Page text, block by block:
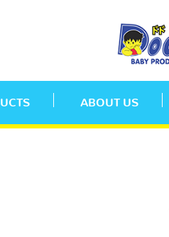
ABOUT US